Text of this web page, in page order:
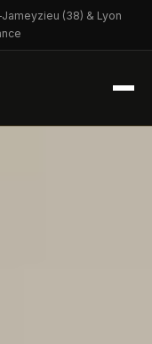
(38) & Lyon